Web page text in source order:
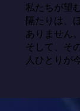
私たちが望
隔たりは、
ありません
そして、そ
人ひとりが